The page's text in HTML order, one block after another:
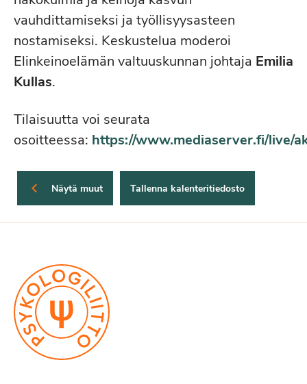
vauhdittamiseksi ja työllisyysasteen
nostamiseksi. Keskustelua moderoi
Elinkeinoelämän valtuuskunnan johtaja Emilia
Kullas.
Tilaisuutta voi seurata
osoitteessa: https://www.mediaserver.fi/live/
Näytä muut